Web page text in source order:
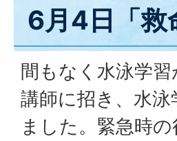
6月4日「救
間もなく水泳学
講師に招き、水
ました。緊急時